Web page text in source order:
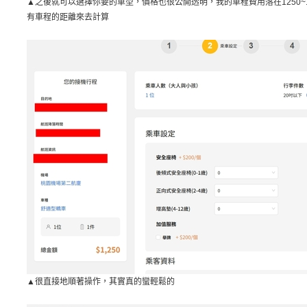
▲之後就可以選擇你要的車型，價格也很公開透明，我的車程費用落在
有車程的距離來去計算
▲很直接地順著操作，其實真的蠻輕鬆的